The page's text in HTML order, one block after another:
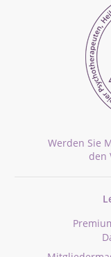
Werden Sie
den